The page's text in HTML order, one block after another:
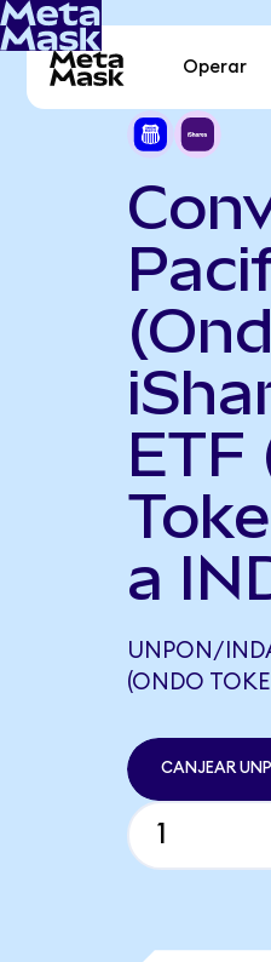
Operar
ETF
a
UNPON/
(ONDO
CANJEAR